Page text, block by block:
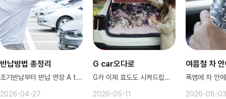
반납방법 총정리
조기반납부터 반납 연장 A to Z~
2026-04-27
G car오다로
G카 이제 효도도 시켜드립니다!
2026-05-11
여름철 차
2026-08-03